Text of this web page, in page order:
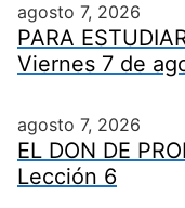
agosto 7, 2026
PARA
Viernes 7 de
agosto 7, 2026
EL DON DE
Lección 6